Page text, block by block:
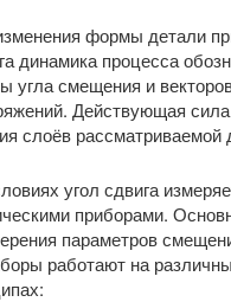
формы детали
динамика процесса
угла смещения и
Действующая
слоёв рассматриваемой
угол сдвига
приборами.
параметров
работают на